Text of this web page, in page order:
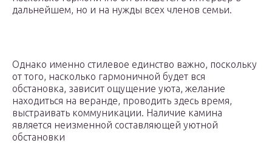
дальнейшем, но и на нужды всех членов семьи.
Однако именно стилевое единство важно, поскольку
от того, насколько гармоничной будет вся
обстановка, зависит ощущение уюта, желание
находиться на веранде, проводить здесь время,
выстраивать коммуникации. Наличие камина
является неизменной составляющей уютной
обстановки